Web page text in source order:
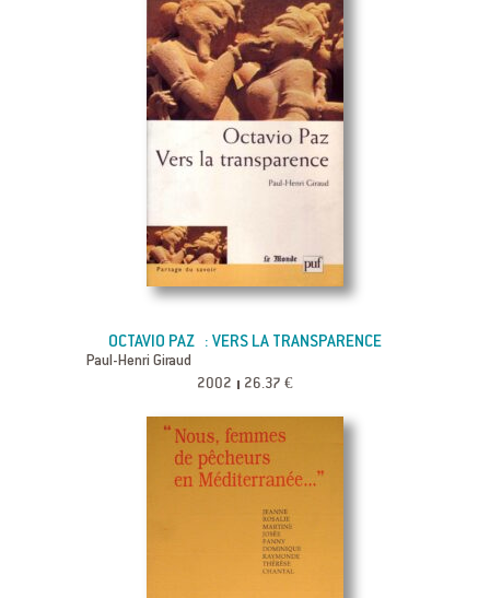
OCTAVIO PAZ : VERS LA TRANSPARENCE
Paul-Henri Giraud
2002 26.37 €